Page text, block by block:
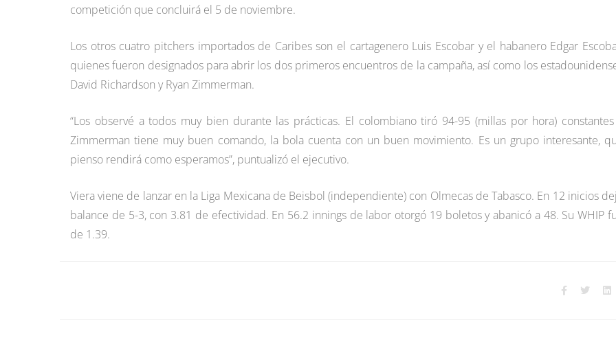
competición que concluirá el 5 de noviembre.
Los otros cuatro pitchers importados de Caribes son el cartagenero Luis Escobar y el habanero Edgar
quienes fueron designados para abrir los dos primeros encuentros de la campaña, así como los
David Richardson y Ryan Zimmerman.
“Los observé a todos muy bien durante las prácticas. El colombiano tiró 94-95 (millas por hora)
Zimmerman tiene muy buen comando, la bola cuenta con un buen movimiento. Es un grupo interesante,
pienso rendirá como esperamos”, puntualizó el ejecutivo.
Viera viene de lanzar en la Liga Mexicana de Beisbol (independiente) con Olmecas de Tabasco. En 12 inicios
balance de 5-3, con 3.81 de efectividad. En 56.2 innings de labor otorgó 19 boletos y abanicó a 48. Su WHIP
de 1.39.